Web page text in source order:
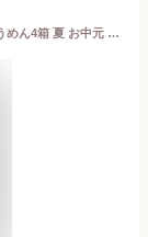
【全国送料無料】(コンパクト便）手延べ五色そうめん4箱 夏 お中元 ギフト そうめん 乾麺 御中元 お中元 ギフト 内祝い 入学 卒業 お返し 結婚内祝い 出産内祝い 引越し 挨拶 快気祝い お礼 非常食 保存食